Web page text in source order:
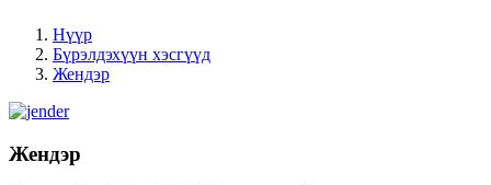
Нүүр
Бүрэлдэхүүн хэсгүүд
Жендэр
Жендэр